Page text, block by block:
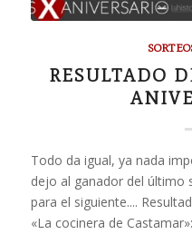
RESULTADO
Todo da igual, ya nada
dejo al ganador del último
para el siguiente....
«La cocinera de